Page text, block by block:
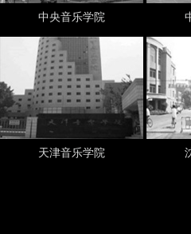
想要学好钢琴，好好练琴才是唯
径，郎朗，李云迪虽然有天分，
中央音乐学院
天津音乐学院